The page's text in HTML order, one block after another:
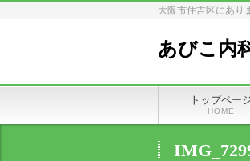
大阪市住吉区にあり
あびこ内
トップペー
HOME